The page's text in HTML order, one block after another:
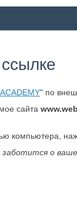
" по
сайта
компьютера,
заботится о